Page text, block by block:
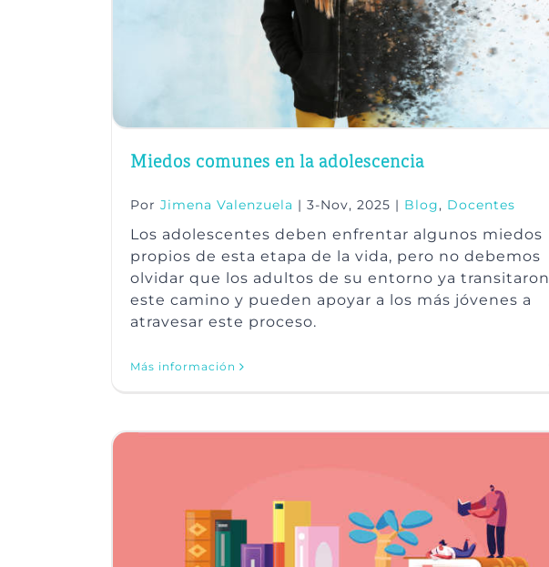
Miedos comunes en la adolescencia
Por Jimena Valenzuela | 3-Nov, 2025 | Blog, Docentes
Los adolescentes deben enfrentar algunos miedos
propios de esta etapa de la vida, pero no debemos
olvidar que los adultos de su entorno ya transitaron
este camino y pueden apoyar a los más jóvenes a
atravesar este proceso.
Más información